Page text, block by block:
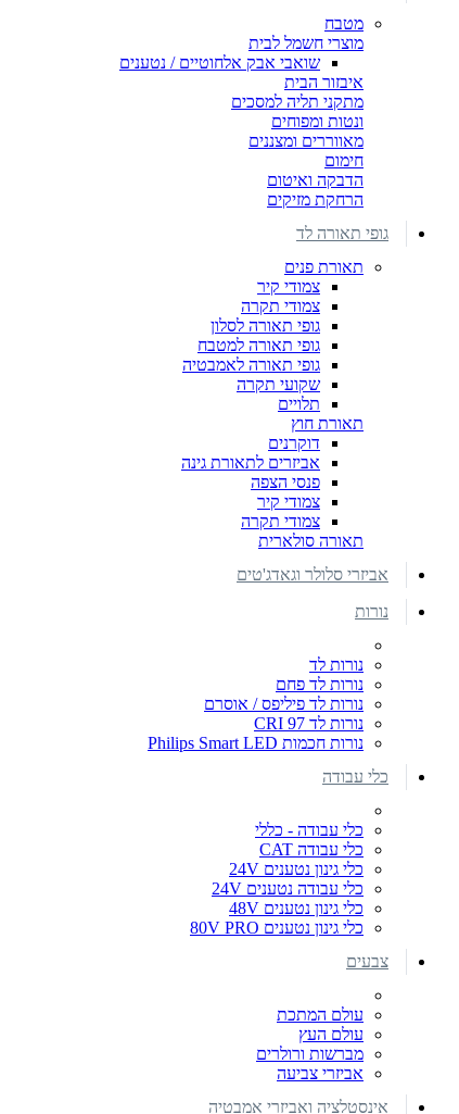
מטבח
מוצרי חשמל לבית
שואבי אבק אלחוטיים / נטענים
איבזור הבית
מתקני תליה למסכים
ונטות ומפוחים
מאווררים ומצננים
חימום
הדבקה ואיטום
הרחקת מזיקים
גופי תאורה לד
תאורת פנים
צמודי קיר
צמודי תקרה
גופי תאורה לסלון
גופי תאורה למטבח
גופי תאורה לאמבטיה
שקועי תקרה
תלויים
תאורת חוץ
דוקרנים
אביזרים לתאורת גינה
פנסי הצפה
צמודי קיר
צמודי תקרה
תאורה סולארית
אביזרי סלולר וגאדג'טים
נורות
נורות לד
נורות לד פחם
נורות לד פיליפס / אוסרם
נורות לד CRI 97
נורות חכמות Philips Smart LED
כלי עבודה
כלי עבודה - כללי
כלי עבודה CAT
כלי גינון נטענים 24V
כלי עבודה נטענים 24V
כלי גינון נטענים 48V
כלי גינון נטענים 80V PRO
צבעים
עולם המתכת
עולם העץ
מברשות ורולרים
אביזרי צביעה
אינסטלציה ואביזרי אמבטיה